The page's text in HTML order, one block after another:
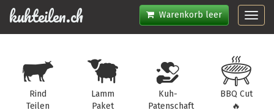
Warenkorb leer
kuhteilen.ch
Rind
Teilen
Lamm
Paket
Kuh-
Patenschaft
BBQ Cut
🔥